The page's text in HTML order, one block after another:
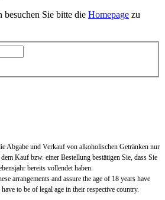
Sie bitte die Homepage zu
Abgabe und Verkauf von alkoholischen Getränken nur
Kauf bzw. einer Bestellung bestätigen Sie, dass Sie
bereits vollendet haben.
arrangements and assure the age of 18 years have
to be of legal age in their respective country.